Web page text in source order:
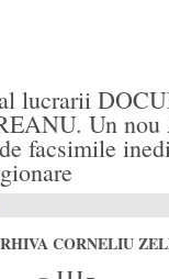
lucrarii
Un nou
facsimile
CORNELIU